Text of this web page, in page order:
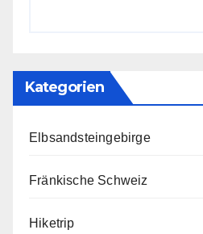
Kategorien
Elbsandsteingebirge
Fränkische Schweiz
Hiketrip